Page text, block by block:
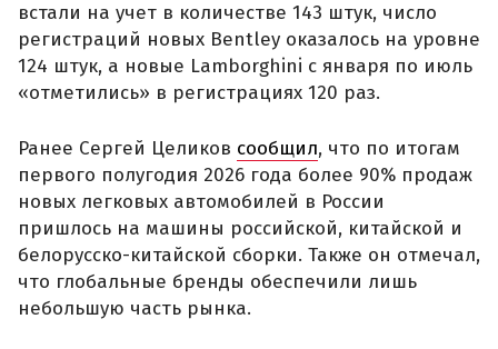
встали на учет в количестве 143 штук, число
регистраций новых Bentley оказалось на уровне
124 штук, а новые Lamborghini с января по июль
«отметились» в регистрациях 120 раз.
Ранее Сергей Целиков сообщил, что по итогам
первого полугодия 2026 года более 90% продаж
новых легковых автомобилей в России
пришлось на машины российской, китайской и
белорусско-китайской сборки. Также он отмечал,
что глобальные бренды обеспечили лишь
небольшую часть рынка.